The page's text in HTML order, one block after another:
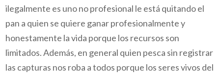
ilegalmente es uno no profesional le está quitando el
pan a quien se quiere ganar profesionalmente y
honestamente la vida porque los recursos son
limitados. Además, en general quien pesca sin registrar
las capturas nos roba a todos porque los seres vivos del